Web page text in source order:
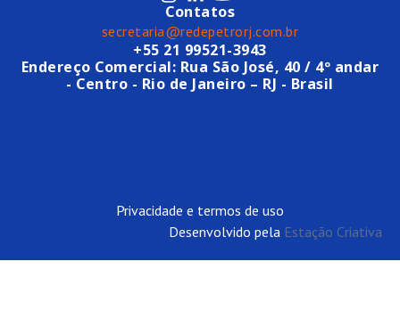
Contatos
secretaria@redepetrorj.com.br
+55 21 99521-3943
Endereço Comercial: Rua São José, 40 / 4º andar
- Centro - Rio de Janeiro – RJ - Brasil
Privacidade e termos de uso
Desenvolvido pela Estação Criativa